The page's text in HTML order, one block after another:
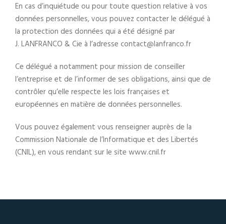
En cas d’inquiétude ou pour toute question relative à vos
données personnelles, vous pouvez contacter le délégué à
la protection des données qui a été désigné par
J. LANFRANCO & Cie à l’adresse contact@lanfranco.fr
Ce délégué a notamment pour mission de conseiller
l’entreprise et de l’informer de ses obligations, ainsi que de
contrôler qu’elle respecte les lois françaises et
européennes en matière de données personnelles.
Vous pouvez également vous renseigner auprès de la
Commission Nationale de l’Informatique et des Libertés
(CNIL), en vous rendant sur le site www.cnil.fr